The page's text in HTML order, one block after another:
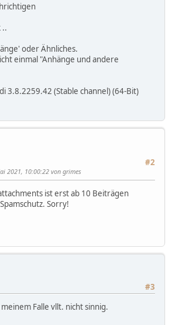
..
oder Ähnliches.
einmal "Anhänge und andere
3.8.2259.42 (Stable channel) (64-Bit)
#2
2021, 10:00:22 von grimes
ist erst ab 10 Beiträgen
Sorry!
#3
Falle vllt. nicht sinnig.